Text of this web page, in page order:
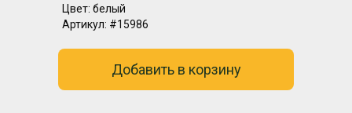
Цвет: белый
Артикул: #15986
Добавить в корзину